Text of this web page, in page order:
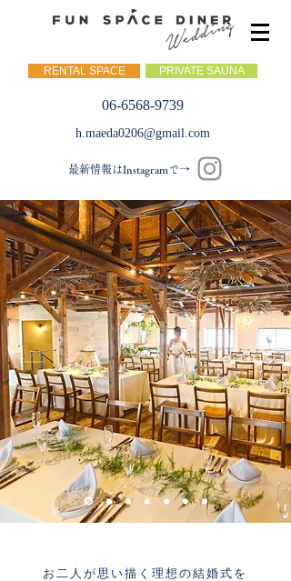
RENTAL SPACE PRIVATE SAUNA
06-6568-9739
最新情報はInstagramで→
h.maeda0206@gmail.com
お二人が思い描く理想の結婚式を